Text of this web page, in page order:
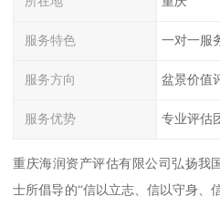
服务特色 一对一服
服务方向 盆景价值
服务优势 专业评估
重庆海润资产评估有限公司弘扬我
士所倡导的“信以立志、信以守身、